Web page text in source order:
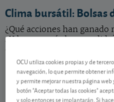
Clima bursátil: Bolsas
¿Qué acciones han ganado
¿Y las que más han
Contenido
OCU utiliza cookies propias y de
navegación, lo que permite obtener
y permite mejorar nuestra página web
botón "Aceptar todas las cookies"
y solo entonces se implantarán. Si